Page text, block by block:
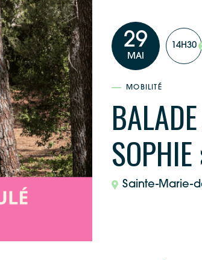
29
MAI
14H30
MOBILITÉ
Sainte-Marie-